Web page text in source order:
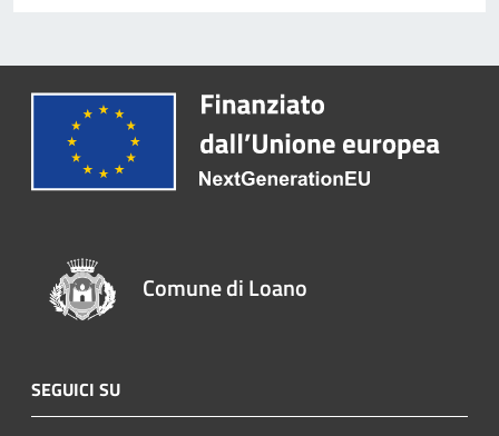
Comune di Loano
SEGUICI SU